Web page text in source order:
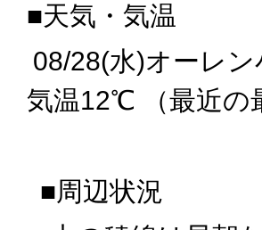
■天気・気温
08/28(水)オーレン
気温12℃ （最近
■周辺状況